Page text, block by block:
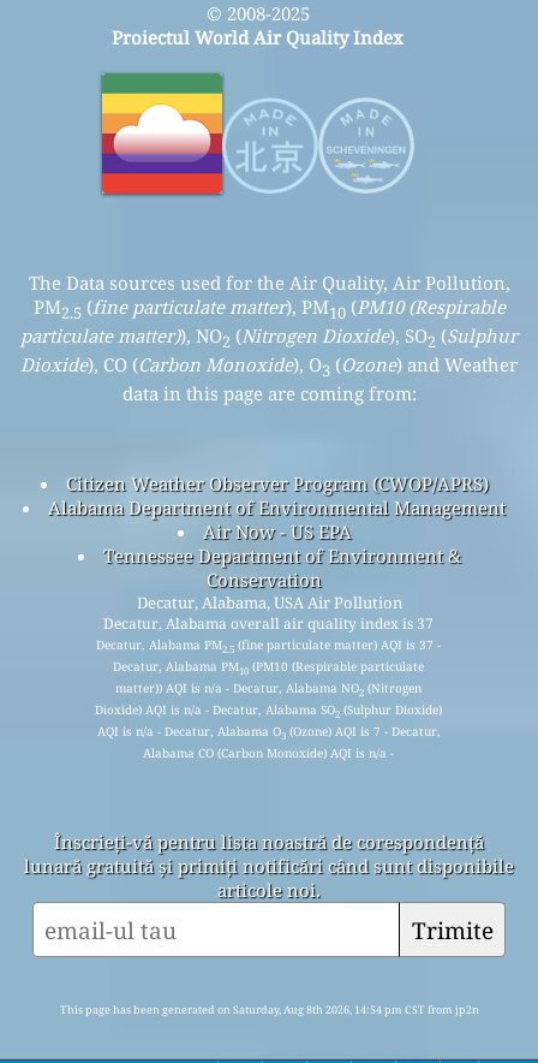
© 2008-2025
Proiectul World Air Quality Index
The Data sources used for the Air Quality, Air Pollution,
PM2.5 (fine particulate matter), PM10(PM10 (Respirable
particulate matter)), NO2 (Nitrogen Dioxide), SO2 (Sulphur
Dioxide), CO (Carbon Monoxide), O3 (Ozone) and Weather
data in this page are coming from:
Citizen Weather Observer Program (CWOP/APRS)
Alabama Department of Environmental Management
Air Now - US EPA
Tennessee Department of Environment &
Conservation
Decatur, Alabama, USA Air Pollution
Decatur, Alabama overall air quality index is 37
Decatur, Alabama PM2.5 (fine particulate matter) AQI is 37 -
Decatur, Alabama PM10 (PM10 (Respirable particulate
matter)) AQI is n/a - Decatur, Alabama NO2 (Nitrogen
Dioxide) AQI is n/a - Decatur, Alabama SO2 (Sulphur Dioxide)
AQI is n/a - Decatur, Alabama O3(Ozone) AQI is 7 - Decatur,
Alabama CO (Carbon Monoxide) AQI is n/a -
Înscrieți-vă pentru lista noastră de corespondență
lunară gratuită și primiți notificări când sunt disponibile
articole noi.
Trimite
This page has been generated on Saturday, Aug 8th 2026, 14:54 pm CST from jp2n